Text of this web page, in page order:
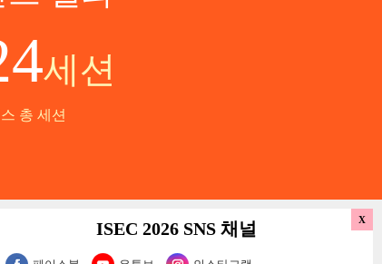
ISEC 2026 SNS 채널
세션
총 세션
개인정보처리방침